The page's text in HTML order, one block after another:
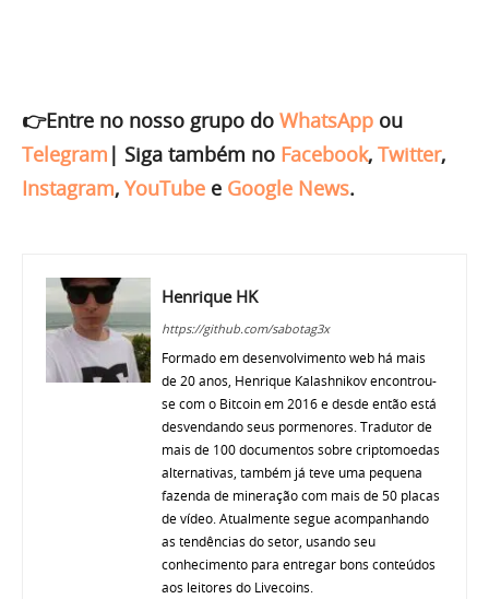
👉Entre no nosso grupo do WhatsApp ou
Telegram | Siga também no Facebook, Twitter,
Instagram, YouTube e Google News.
Henrique HK
https://github.com/sabotag3x
Formado em desenvolvimento web há mais
de 20 anos, Henrique Kalashnikov encontrou-
se com o Bitcoin em 2016 e desde então está
desvendando seus pormenores. Tradutor de
mais de 100 documentos sobre criptomoedas
alternativas, também já teve uma pequena
fazenda de mineração com mais de 50 placas
de vídeo. Atualmente segue acompanhando
as tendências do setor, usando seu
conhecimento para entregar bons conteúdos
aos leitores do Livecoins.